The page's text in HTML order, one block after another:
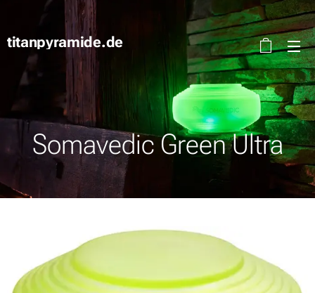
titanpyramide.de
Somavedic Green Ultra